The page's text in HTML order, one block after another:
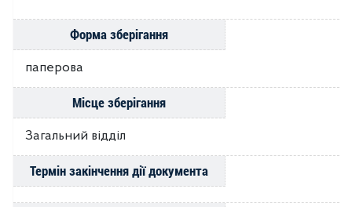
Форма зберігання
паперова
Місце зберігання
Загальний відділ
Термін закінчення дії документа